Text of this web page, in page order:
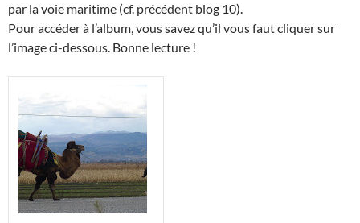
par la voie maritime (cf. précédent blog 10).
Pour accéder à l’album, vous savez qu’il vous faut cliquer sur
l’image ci-dessous. Bonne lecture !